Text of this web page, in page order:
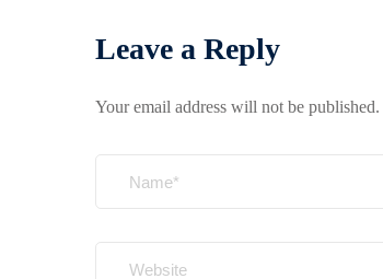
Leave a Reply
Your email address will not be published.